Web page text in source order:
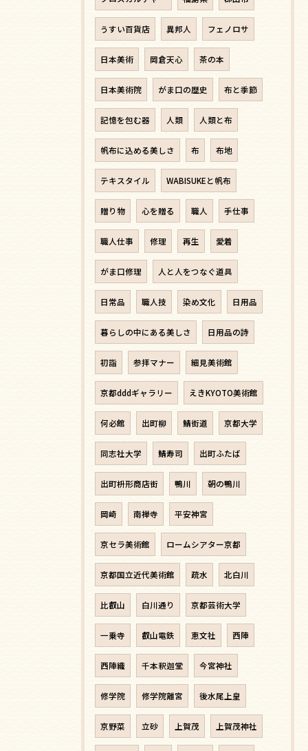
うすい百貨店 異邦人 フェノロサ
日本美術 岡倉天心 茶の本
日本美術院 がま口の歴史 布と季節
記憶を包む器 人類 人類と布
帆布に込める美しさ 布 布地
テキスタイル WABISUKEと帆布
贈り物 心を贈る 職人 手仕事
職人仕事 修理 再生 愛着
がま口修理 人と人をつなぐ道具
日常品 職人技 染め文化 日用品
暮らしの中にある美しさ 日用品の詩
初詣 参拝マナー 細見美術館
京都dddギャラリー えきKYOTO美術館
何必館 出町柳 鯖街道 京都大学
同志社大学 鯖寿司 出町ふたば
出町枡形商店街 鴨川 朝の鴨川
岡崎 南禅寺 平安神宮
京セラ美術館 ロームシアター京都
京都国立近代美術館 疏水 北白川
比叡山 白川通り 京都芸術大学
一乗寺 叡山電鉄 恵文社 西陣
西陣織 千本釈迦堂 今宮神社
修学院 修学院離宮 後水尾上皇
京野菜 立砂 上賀茂 上賀茂神社